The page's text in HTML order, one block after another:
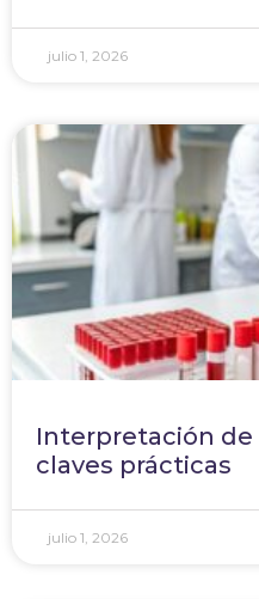
julio 1, 2026
Interpretación
claves prácticas
julio 1, 2026